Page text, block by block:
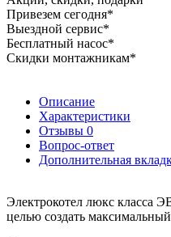
Привезем сегодня*
Выездной сервис*
Бесплатный насос*
Скидки монтажникам*
Описание
Характеристики
Отзывы 0
Вопрос-ответ
Дополнительная
Электрокотел люкс класса
целью создать